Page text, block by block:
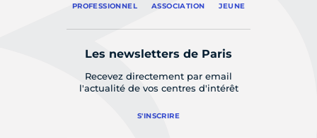
PROFESSIONNEL ASSOCIATION JEUNE
Les newsletters de Paris
Recevez directement par email
l'actualité de vos centres d'intérêt
S'INSCRIRE